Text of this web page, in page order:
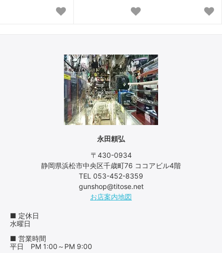
永田頼弘
〒430-0934
静岡県浜松市中央区千歳町76 ココアビル4階
TEL 053-452-8359
gunshop@titose.net
お店案内地図
■ 定休日
水曜日
■ 営業時間
平日 PM 1:00～PM 9:00